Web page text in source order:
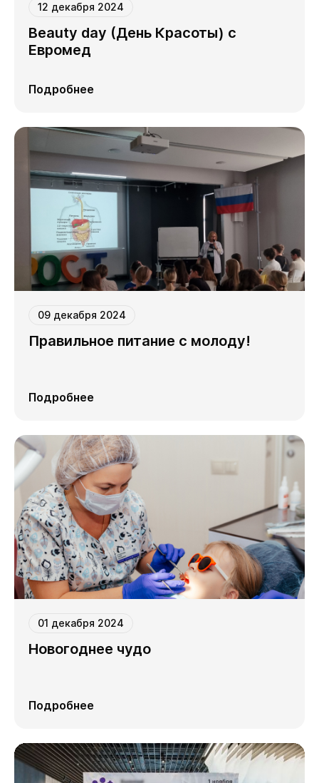
12 декабря 2024
Beauty day (День Красоты) с
Евромед
Подробнее
09 декабря 2024
Правильное питание с молоду!
Подробнее
01 декабря 2024
Новогоднее чудо
Подробнее